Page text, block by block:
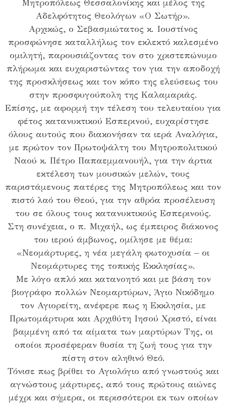
Μητροπόλεως Θεσσαλονίκης και μέλος της
Αδελφότητος Θεολόγων «Ο Σωτήρ».
Αρχικώς, ο Σεβασμιώτατος κ. Ιουστίνος
προσφώνησε καταλλήλως τον εκλεκτό καλεσμένο
ομιλητή, παρουσιάζοντας τον στο χριστεπώνυμο
πλήρωμα και ευχαριστώντας τον για την αποδοχή
της προσκλήσεως και τον κόπο της ελεύσεως του
στην προσφυγούπολη της Καλαμαριάς.
Επίσης, με αφορμή την τέλεση του τελευταίου για
φέτος κατανυκτικού Εσπερινού, ευχαρίστησε
όλους αυτούς που διακονήσαν τα ιερά Αναλόγια,
με πρώτον τον Πρωτοψάλτη του Μητροπολιτικού
Ναού κ. Πέτρο Παπαεμμανουήλ, για την άρτια
εκτέλεση των μουσικών μελών, τους
παριστάμενους πατέρες της Μητροπόλεως και τον
πιστό λαό του Θεού, για την αθρόα προσέλευση
του σε όλους τους κατανυκτικούς Εσπερινούς.
Στη συνέχεια, ο π. Μιχαήλ, ως έμπειρος διάκονος
του ιερού άμβωνος, ομίλησε με θέμα:
«Νεομάρτυρες, η νέα μεγάλη φωτοχυσία – οι
Νεομάρτυρες της τοπικής Εκκλησίας».
Με λόγο απλό και κατανοητό και με βάση τον
βιογράφο πολλών Νεομαρτύρων, Άγιο Νικόδημο
τον Αγιορείτη, ανέφερε πως η Εκκλησία, με
Πρωτομάρτυρα και Αρχιθύτη Ιησού Χριστό, είναι
βαμμένη από τα αίματα των μαρτύρων Της, οι
οποίοι προσέφεραν θυσία τη ζωή τους για την
πίστη στον αληθινό Θεό.
Τόνισε πως βρίθει το Αγιολόγιο από γνωστούς και
αγνώστους μάρτυρες, από τους πρώτους αιώνες
μέχρι και σήμερα, οι περισσότεροι εκ των οποίων